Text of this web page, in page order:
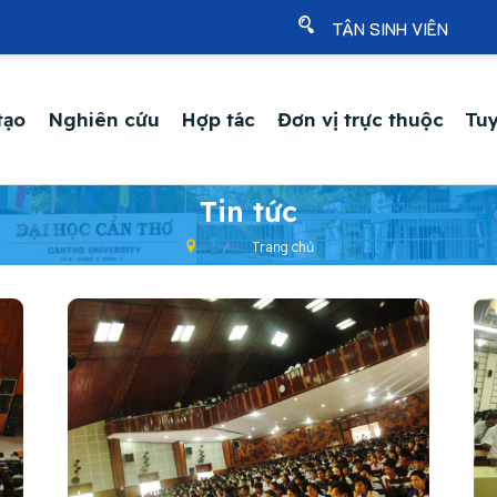
TÂN SINH VIÊN
Nghiên cứu Hợp tác Đơn vị trực thuộc
Tin tức
Trang chủ